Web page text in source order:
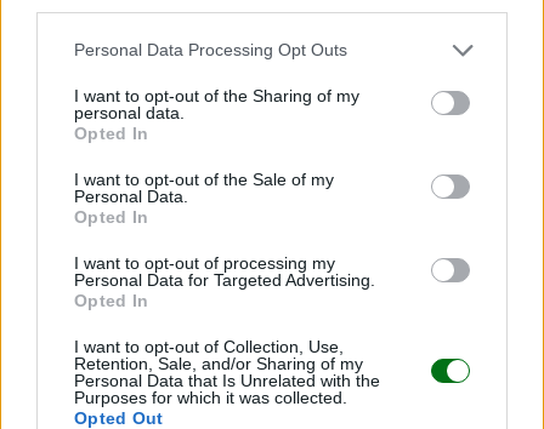
Personal Data Processing Opt Outs
I want to opt-out of the Sharing of my
personal data.
Opted In
I want to opt-out of the Sale of my
Personal Data.
Opted In
I want to opt-out of processing my
Personal Data for Targeted Advertising.
Opted In
I want to opt-out of Collection, Use,
Retention, Sale, and/or Sharing of my
Personal Data that Is Unrelated with the
Purposes for which it was collected.
Opted Out
LEER